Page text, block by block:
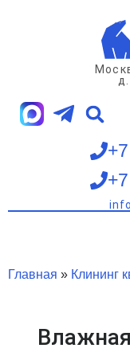
Главная » Клининг